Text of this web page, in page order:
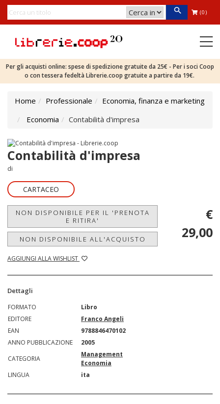
(0)
Per gli acquisti online: spese di spedizione gratuite da 25€ - Per i soci Coop
o con tessera fedeltà Librerie.coop gratuite a partire da 19€.
Home Professionale
Economia, finanza e marketing
Economia
Contabilità d'impresa
Contabilità d'impresa
di
CARTACEO
NON DISPONIBILE PER IL 'PRENOTA
E RITIRA'
NON DISPONIBILE ALL'ACQUISTO
AGGIUNGI ALLA WISHLIST
€
29,00
Dettagli
FORMATO
Libro
EDITORE
Franco Angeli
EAN
9788846470102
ANNO PUBBLICAZIONE
2005
CATEGORIA
Management
Economia
LINGUA
ita